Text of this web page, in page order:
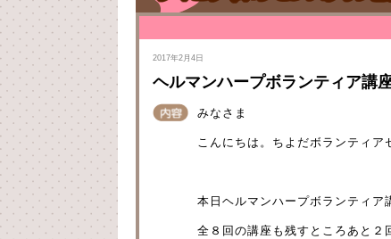
2017年2月4日
ヘルマンハープボランティア講
みなさま
こんにちは。ちよだボランティア
本日ヘルマンハープボランティア
全８回の講座も残すところあと２